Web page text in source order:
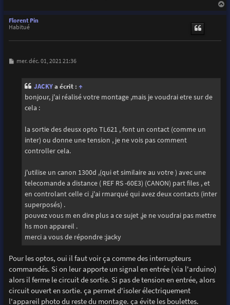
Florent Pin
Habitué
M
mer. déc. 01, 2021 21:36
JACKYa écrit : ↑
bonjour, j'ai réalisé votre montage ,mais je voudrai etre sur de
cela :
la sortie des deusx opto TL621 , font un contact (comme un
inter) ou donne une tension , je ne vois pas comment
controller cela.
j'utilise un canon 1300d ,(qui et similaire au votre ) avec une
telecomande a distance ( REF RS -60E3) (CANON) part files , et
en controlant celle ci ,j'ai rmarqué qui avez deux contacts (inter
superposés) .
pouvez vous m en dire plus a ce sujet ,je ne voudrai pas mettre
hs mon appareil .
merci a vous de répondre :jacky
Pour les optos, oui il faut voir ça comme des interrupteurs
commandés. Si on leur apporte un signal en entrée (via l'arduino)
alors il ferme le circuit de sortie. Si pas de tension en entrée, alors
circuit ouvert en sortie. ça permet d'isoler électriquement
l'appareil photo du reste du montage. ça évite les boulettes.